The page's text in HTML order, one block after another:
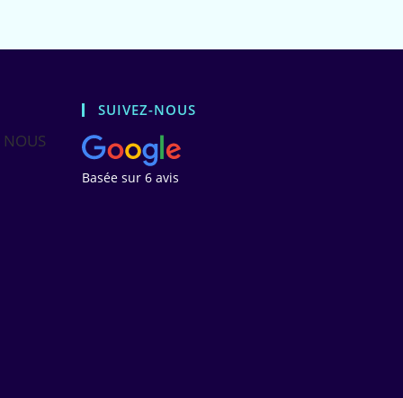
NOUS
SUIVEZ-NOUS
Basée sur 6 avis